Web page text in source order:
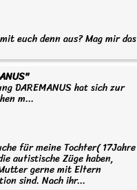
euch denn aus? Mag mir das
DAREMANUS hat sich zur
m...
für meine Tochter( 17Jahre
autistische Züge haben,
gerne mit Eltern
sind. Nach ihr...